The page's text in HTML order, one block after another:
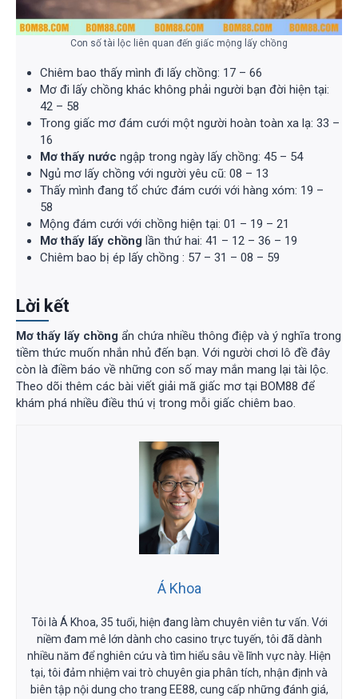
Con số tài lộc liên quan đến giấc mộng lấy chồng
Chiêm bao thấy mình đi lấy chồng: 17 – 66
Mơ đi lấy chồng khác không phải người bạn đời hiện tại:
42 – 58
Trong giấc mơ đám cưới một người hoàn toàn xa lạ: 33 –
16
Mơ thấy nước ngập trong ngày lấy chồng: 45 – 54
Ngủ mơ lấy chồng với người yêu cũ: 08 – 13
Thấy mình đang tổ chức đám cưới với hàng xóm: 19 –
58
Mộng đám cưới với chồng hiện tại: 01 – 19 – 21
Mơ thấy lấy chồng lần thứ hai: 41 – 12 – 36 – 19
Chiêm bao bị ép lấy chồng : 57 – 31 – 08 – 59
Lời kết
Mơ thấy lấy chồng ẩn chứa nhiều thông điệp và ý nghĩa trong
tiềm thức muốn nhắn nhủ đến bạn. Với người chơi lô đề đây
còn là điềm báo về những con số may mắn mang lại tài lộc.
Theo dõi thêm các bài viết giải mã giấc mơ tại BOM88 để
khám phá nhiều điều thú vị trong mỗi giấc chiêm bao.
Á Khoa
Tôi là Á Khoa, 35 tuổi, hiện đang làm chuyên viên tư vấn. Với
niềm đam mê lớn dành cho casino trực tuyến, tôi đã dành
nhiều năm để nghiên cứu và tìm hiểu sâu về lĩnh vực này. Hiện
tại, tôi đảm nhiệm vai trò chuyên gia phân tích, nhận định và
biên tập nội dung cho trang EE88, cung cấp những đánh giá,